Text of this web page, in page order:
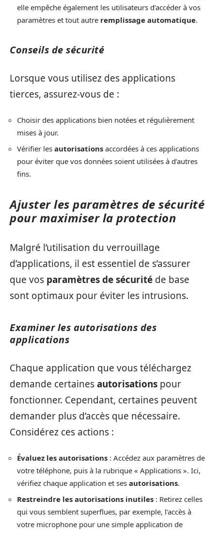
elle empêche également les utilisateurs d’accéder à vos
paramètres et tout autre remplissage automatique.
Conseils de sécurité
Lorsque vous utilisez des applications
tierces, assurez-vous de :
Choisir des applications bien notées et régulièrement
mises à jour.
Vérifier les autorisations accordées à ces applications
pour éviter que vos données soient utilisées à d’autres
fins.
Ajuster les paramètres de sécurité
pour maximiser la protection
Malgré l’utilisation du verrouillage
d’applications, il est essentiel de s’assurer
que vos paramètres de sécurité de base
sont optimaux pour éviter les intrusions.
Examiner les autorisations des
applications
Chaque application que vous téléchargez
demande certainesautorisations pour
fonctionner. Cependant, certaines peuvent
demander plus d’accès que nécessaire.
Considérez ces actions :
Évaluez les autorisations : Accédez aux paramètres de
votre téléphone, puis à la rubrique « Applications ». Ici,
vérifiez chaque application et ses autorisations.
Restreindre les autorisations inutiles : Retirez celles
qui vous semblent superflues, par exemple, l’accès à
votre microphone pour une simple application de